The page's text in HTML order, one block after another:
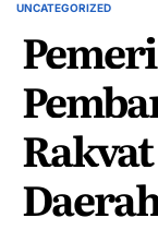
POSTED
UNCATEGORIZED